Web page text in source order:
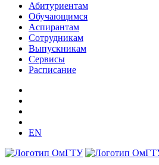
Абитуриентам
Обучающимся
Аспирантам
Сотрудникам
Выпускникам
Сервисы
Расписание
EN